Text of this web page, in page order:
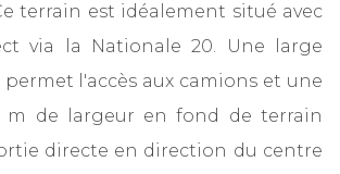
terrain est idéalement situé avec
via la Nationale 20. Une large
permet l'accès aux camions et une
m de largeur en fond de terrain
directe en direction du centre